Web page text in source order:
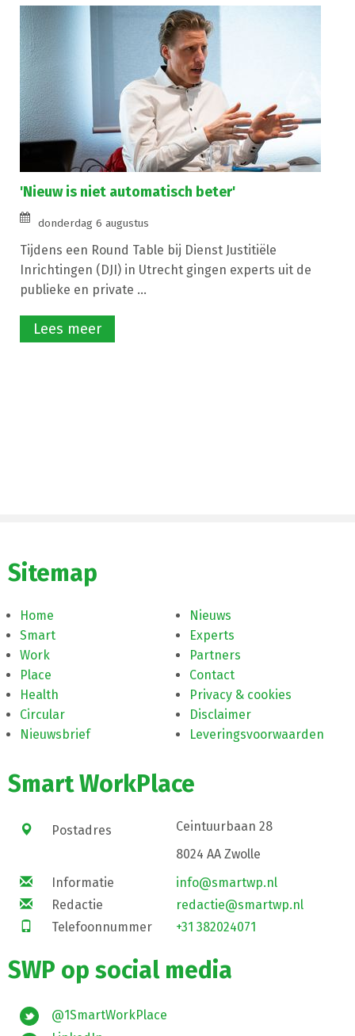
'Nieuw is niet automatisch beter'
donderdag 6 augustus
Tijdens een Round Table bij Dienst Justitiële
Inrichtingen (DJI) in Utrecht gingen experts uit de
publieke en private ...
Lees meer
Sitemap
Home
Smart
Work
Place
Health
Circular
Nieuwsbrief
Nieuws
Experts
Partners
Contact
Privacy & cookies
Disclaimer
Leveringsvoorwaarden
Smart WorkPlace
Postadres
Ceintuurbaan 28
8024 AA Zwolle
Informatie
info@smartwp.nl
Redactie
redactie@smartwp.nl
Telefoonnummer
+31 382024071
SWP op social media
@1SmartWorkPlace